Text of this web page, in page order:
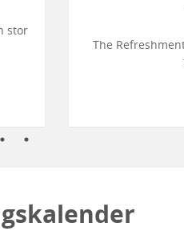
stor
The